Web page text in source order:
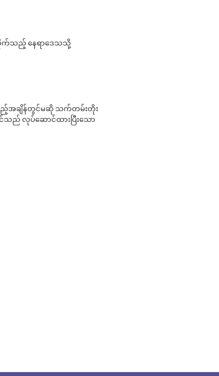
လိုက်သည့် နေရာဒေသသို့
ည်သည့်အချိန်တွင်မဆို သက်တမ်းတိုး
ည် လုပ်ဆောင်ထားပြီးသော